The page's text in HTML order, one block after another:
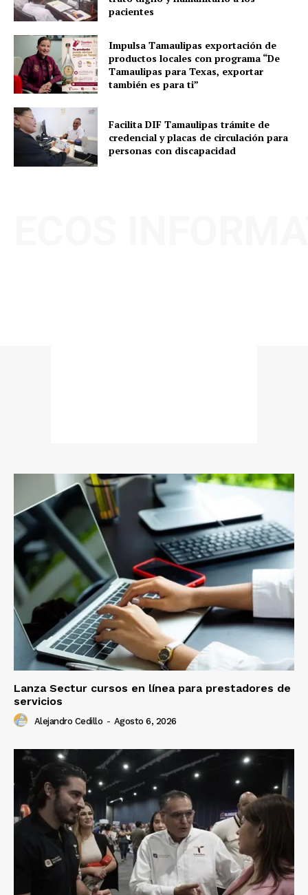
pacientes
Impulsa Tamaulipas exportación de
productos locales con programa “De
Tamaulipas para Texas, exportar
también es para ti”
Facilita DIF Tamaulipas trámite de
credencial y placas de circulación para
personas con discapacidad
Lanza Sectur cursos en línea para prestadores de
servicios
Alejandro Cedillo - Agosto 6, 2026